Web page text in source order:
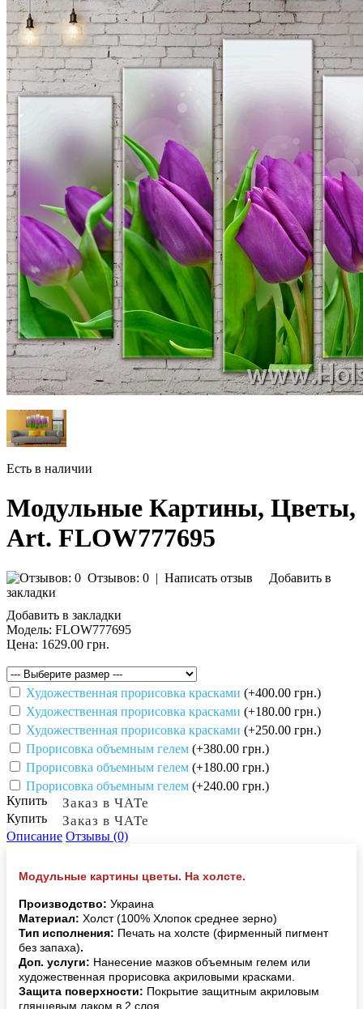
Есть в наличии
Модульные Картины, Цветы,
Art. FLOW777695
Отзывов: 0 | Написать отзыв
Добавить в
закладки
Добавить в закладки
Модель: FLOW777695
Цена: 1629.00 грн.
Художественная прорисовка красками (+400.00 грн.)
Художественная прорисовка красками (+180.00 грн.)
Художественная прорисовка красками (+250.00 грн.)
Прорисовка объемным гелем (+380.00 грн.)
Прорисовка объемным гелем (+180.00 грн.)
Прорисовка объемным гелем (+240.00 грн.)
Купить
Заказ в ЧАТе
Купить Заказ в ЧАТе
Описание Отзывы (0)
Модульные картины цветы. На холсте.
Производство: Украина
Материал: Холст (100% Хлопок среднее зерно)
Тип исполнения: Печать на холсте (фирменный пигмент
без запаха).
Доп. услуги: Нанесение мазков объемным гелем или
художественная прорисовка акриловыми красками.
Защита поверхности: Покрытие защитным акриловым
глянцевым лаком в 2 слоя.